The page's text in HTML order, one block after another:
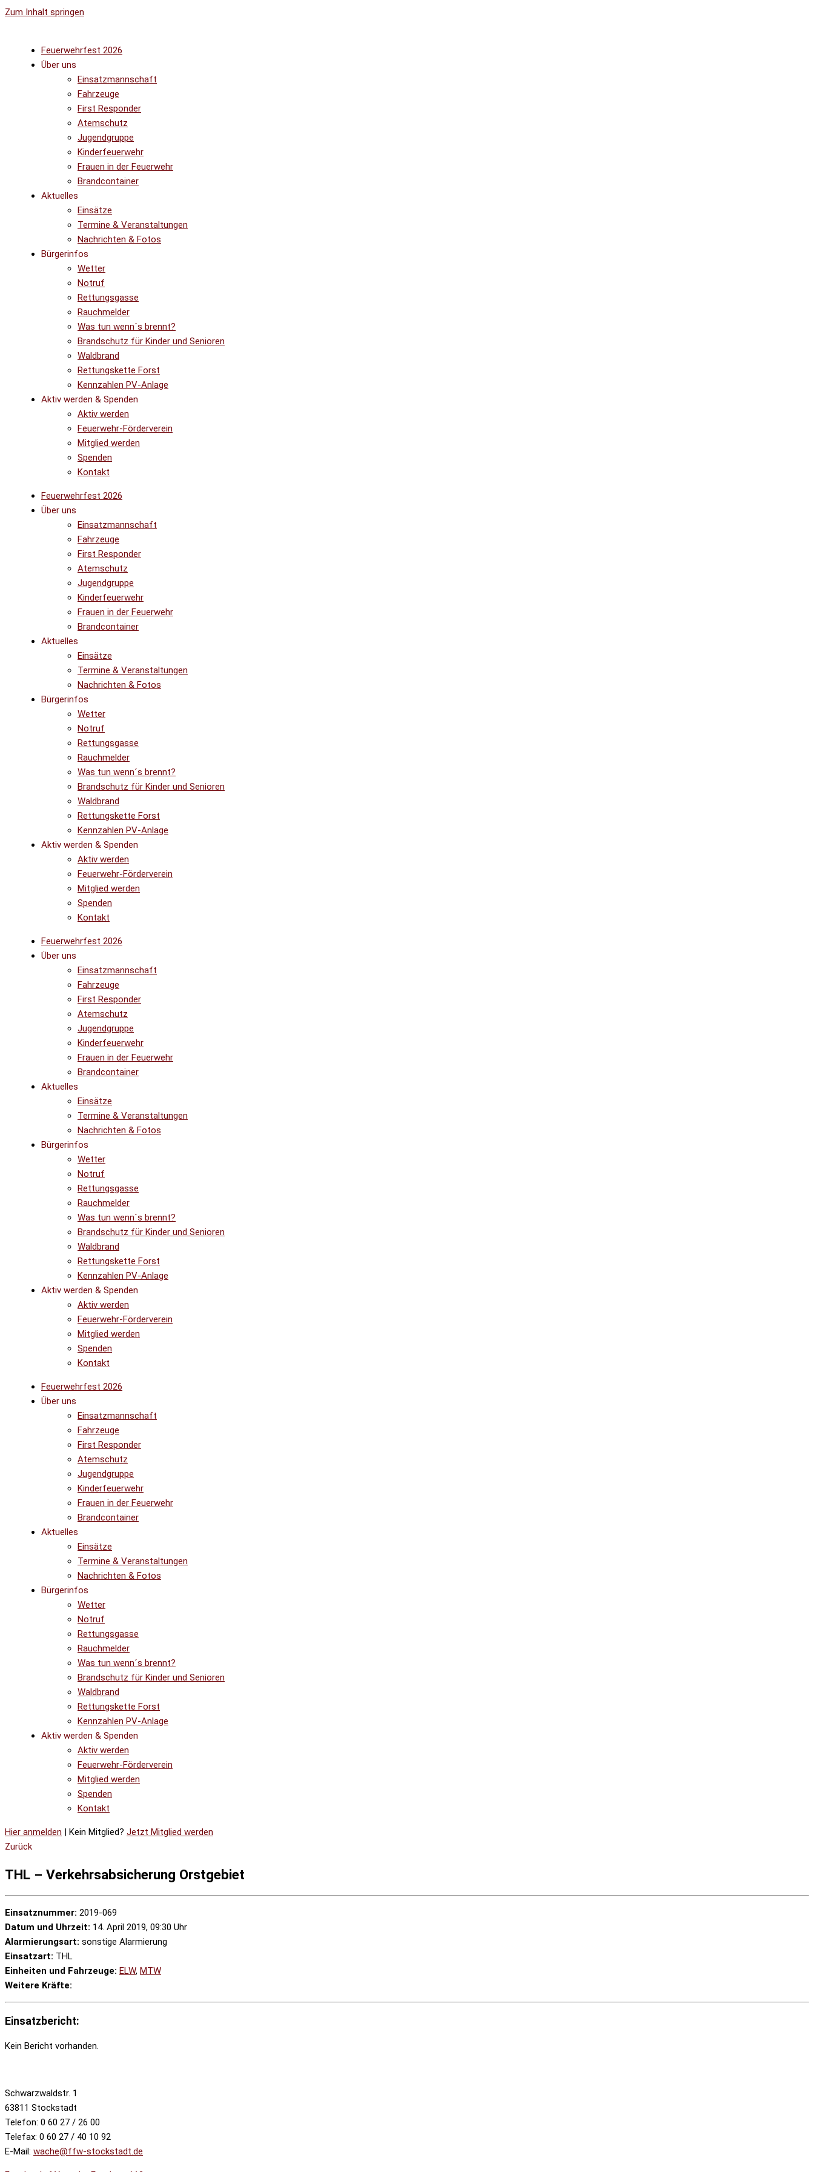
Zum Inhalt springen
Feuerwehrfest 2026
Über uns
Einsatzmannschaft
Fahrzeuge
First Responder
Atemschutz
Jugendgruppe
Kinderfeuerwehr
Frauen in der Feuerwehr
Brandcontainer
Aktuelles
Einsätze
Termine & Veranstaltungen
Nachrichten & Fotos
Bürgerinfos
Wetter
Notruf
Rettungsgasse
Rauchmelder
Was tun wenn´s brennt?
Brandschutz für Kinder und Senioren
Waldbrand
Rettungskette Forst
Kennzahlen PV-Anlage
Aktiv werden & Spenden
Aktiv werden
Feuerwehr-Förderverein
Mitglied werden
Spenden
Kontakt
Feuerwehrfest 2026
Über uns
Einsatzmannschaft
Fahrzeuge
First Responder
Atemschutz
Jugendgruppe
Kinderfeuerwehr
Frauen in der Feuerwehr
Brandcontainer
Aktuelles
Einsätze
Termine & Veranstaltungen
Nachrichten & Fotos
Bürgerinfos
Wetter
Notruf
Rettungsgasse
Rauchmelder
Was tun wenn´s brennt?
Brandschutz für Kinder und Senioren
Waldbrand
Rettungskette Forst
Kennzahlen PV-Anlage
Aktiv werden & Spenden
Aktiv werden
Feuerwehr-Förderverein
Mitglied werden
Spenden
Kontakt
Feuerwehrfest 2026
Über uns
Einsatzmannschaft
Fahrzeuge
First Responder
Atemschutz
Jugendgruppe
Kinderfeuerwehr
Frauen in der Feuerwehr
Brandcontainer
Aktuelles
Einsätze
Termine & Veranstaltungen
Nachrichten & Fotos
Bürgerinfos
Wetter
Notruf
Rettungsgasse
Rauchmelder
Was tun wenn´s brennt?
Brandschutz für Kinder und Senioren
Waldbrand
Rettungskette Forst
Kennzahlen PV-Anlage
Aktiv werden & Spenden
Aktiv werden
Feuerwehr-Förderverein
Mitglied werden
Spenden
Kontakt
Feuerwehrfest 2026
Über uns
Einsatzmannschaft
Fahrzeuge
First Responder
Atemschutz
Jugendgruppe
Kinderfeuerwehr
Frauen in der Feuerwehr
Brandcontainer
Aktuelles
Einsätze
Termine & Veranstaltungen
Nachrichten & Fotos
Bürgerinfos
Wetter
Notruf
Rettungsgasse
Rauchmelder
Was tun wenn´s brennt?
Brandschutz für Kinder und Senioren
Waldbrand
Rettungskette Forst
Kennzahlen PV-Anlage
Aktiv werden & Spenden
Aktiv werden
Feuerwehr-Förderverein
Mitglied werden
Spenden
Kontakt
Hier anmelden | Kein Mitglied? Jetzt Mitglied werden
Zurück
THL – Verkehrsabsicherung Orstgebiet
Einsatznummer: 2019-069
Datum und Uhrzeit: 14. April 2019, 09:30 Uhr
Alarmierungsart: sonstige Alarmierung
Einsatzart: THL
Einheiten und Fahrzeuge: ELW, MTW
Weitere Kräfte:
Einsatzbericht:
Kein Bericht vorhanden.
Schwarzwaldstr. 1
63811 Stockstadt
Telefon: 0 60 27 / 26 00
Telefax: 0 60 27 / 40 10 92
E-Mail: wache@ffw-stockstadt.de